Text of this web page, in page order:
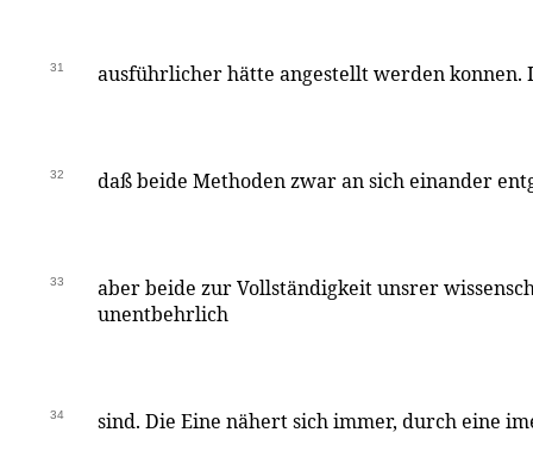
31 ausführlicher hätte angestellt werden konnen.
32 daß beide Methoden zwar an sich einander
33
aber beide zur Vollständigkeit unsrer
unentbehrlich
34 sind. Die Eine nähert sich immer, durch eine